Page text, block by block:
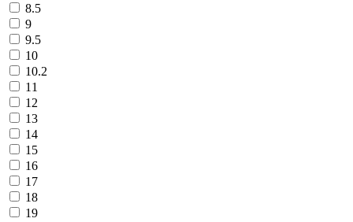
8.5
9
9.5
10
10.2
11
12
13
14
15
16
17
18
19